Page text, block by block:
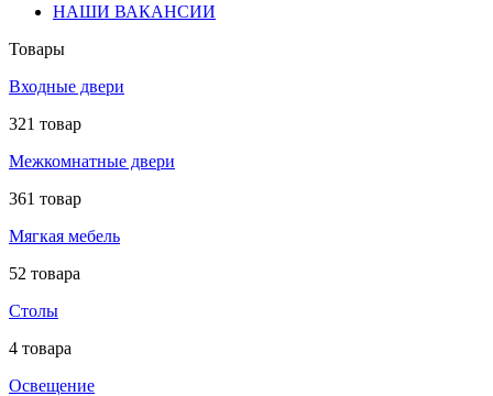
НАШИ ВАКАНСИИ
Товары
Входные двери
321 товар
Межкомнатные двери
361 товар
Мягкая мебель
52 товара
Столы
4 товара
Освещение